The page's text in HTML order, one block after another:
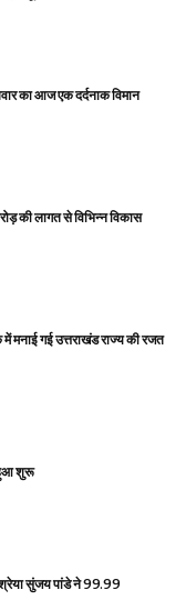
का आज एक दर्दनाक विमान
की लागत से विभिन्न विकास
मनाई गई उत्तराखंड राज्य की रजत
हुआ शुरू
सुंजय पांडे ने 99.99